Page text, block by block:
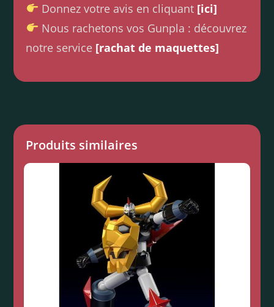
Donnez votre avis en cliquant [ici]
Nous rachetons vos Gunpla : découvrez
notre service [rachat de maquettes]
Produits similaires